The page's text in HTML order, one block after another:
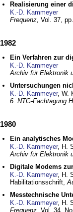
Realisierung einer
K.-D. Kammeyer
Frequenz, Vol. 37,
1982
Ein Verfahren zur
K.-D. Kammeyer
Archiv für Elektronik
Untersuchungen
K.-D. Kammeyer, W.
6. NTG-Fachtagung
1980
Ein analytisches
K.-D. Kammeyer, H.
Archiv für Elektronik
Digitale Modems
K.-D. Kammeyer, H.
Habilitationsschrift,
Messtechnische
K.-D. Kammeyer, H.
Frequenz, Vol. 34,